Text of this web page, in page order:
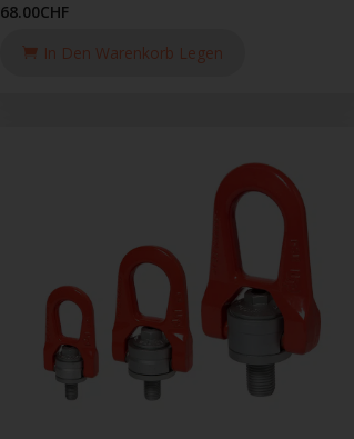
68.00CHF
In Den Warenkorb Legen